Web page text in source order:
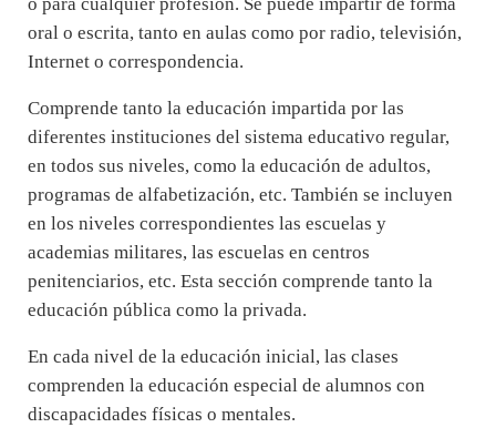
oral o escrita, tanto en aulas como por radio, televisión,
Internet o correspondencia.
Comprende tanto la educación impartida por las
diferentes instituciones del sistema educativo regular,
en todos sus niveles, como la educación de adultos,
programas de alfabetización, etc. También se incluyen
en los niveles correspondientes las escuelas y
academias militares, las escuelas en centros
penitenciarios, etc. Esta sección comprende tanto la
educación pública como la privada.
En cada nivel de la educación inicial, las clases
comprenden la educación especial de alumnos con
discapacidades físicas o mentales.